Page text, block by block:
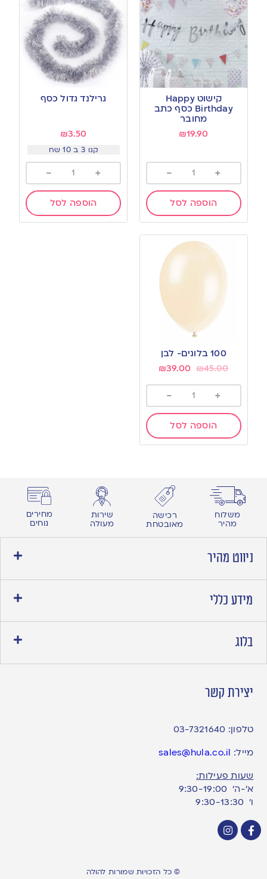
קישוט Happy
Birthday כסף כתב
מחובר
₪19.90
+
-
הוספה לסל
גרילנד גדול כסף
₪3.50
קנו 3 ב 10 שח
+
-
הוספה לסל
100 בלונים- לבן
₪45.00
₪39.00
+
-
הוספה לסל
משלוח
מהיר
רכישה
מאובטחת
שירות
מעולה
מחירים
נוחים
ניווט מהיר
מידע כללי
בלוג
יצירת קשר
טלפון: 03-7321640
מייל: sales@hula.co.il
שעות פעילות:
א’-ה’ 9:30-19:00
ו׳ 9:30-13:30
© כל הזכויות שמורות להולה